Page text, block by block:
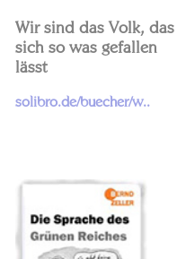
Wir sind das Volk, das
sich so was gefallen
lässt
solibro.de/buecher/w..